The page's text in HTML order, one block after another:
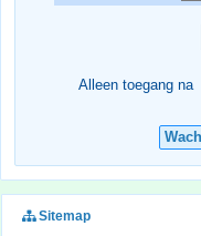
Alleen toegang na
Sitemap